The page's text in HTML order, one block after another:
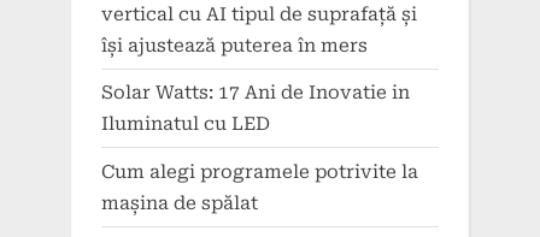
vertical cu AI tipul de suprafață și
își ajustează puterea în mers
Solar Watts: 17 Ani de Inovatie in
Iluminatul cu LED
Cum alegi programele potrivite la
mașina de spălat